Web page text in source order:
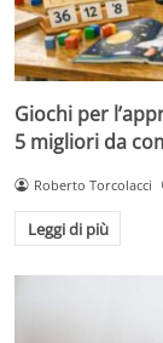
Giochi per
5 migliori da
Roberto Torcolacci
Leggi di più